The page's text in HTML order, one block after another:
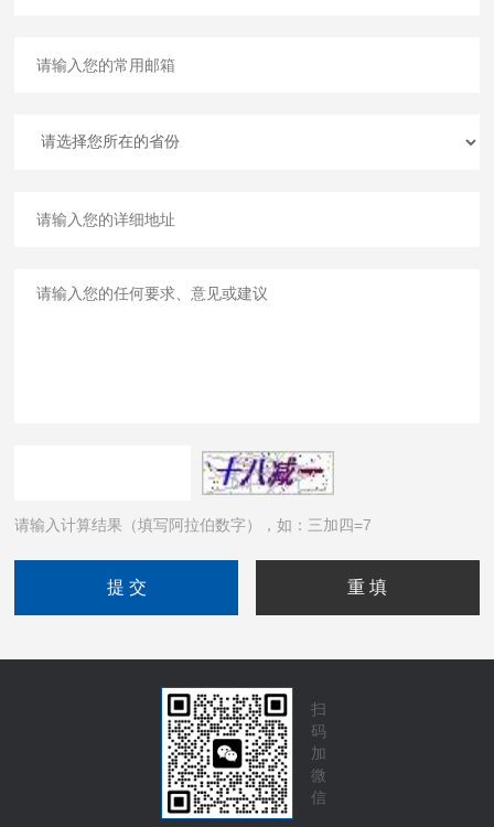
请输入计算结果（填写阿拉伯数字），如：三加四=7
扫
码
加
微
信